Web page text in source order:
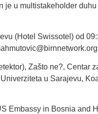
je u multistakeholder
(Hotel Swissotel) od
Zašto ne?, Centar
u Sarajevu,
Embassy in Bosnia and